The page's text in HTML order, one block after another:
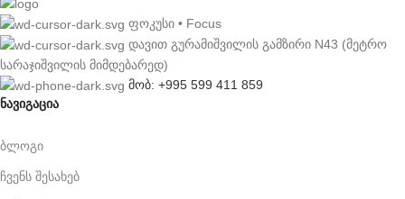
ფოკუსი • Focus
დავით გურამიშვილის გამზირი N43 (მეტრო
სარაჯიშვილის მიმდებარედ)
მობ: +995 599 411 859
ნავიგაცია
ბლოგი
ჩვენს შესახებ